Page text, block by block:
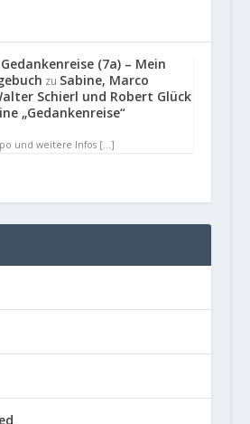
(7a) – Mein
zu Sabine, Marco
Schierl und Robert Glück
„Gedankenreise“
und weitere Infos […]